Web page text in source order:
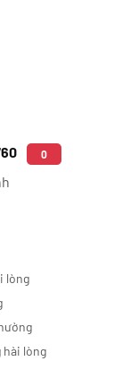
0
lòng
hài lòng